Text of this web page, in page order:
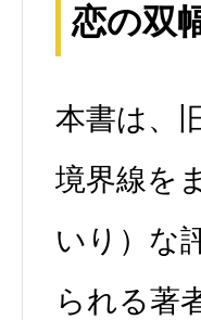
恋の双
本書は、
境界線を
いり）な
られる著